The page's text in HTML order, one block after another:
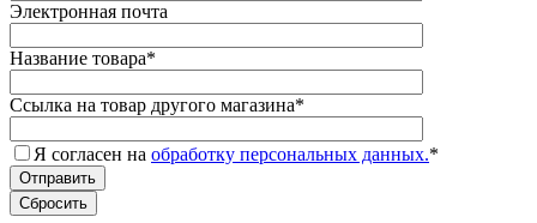
Электронная почта
Название товара*
Ссылка на товар другого магазина*
Я согласен на обработку персональных данных.*